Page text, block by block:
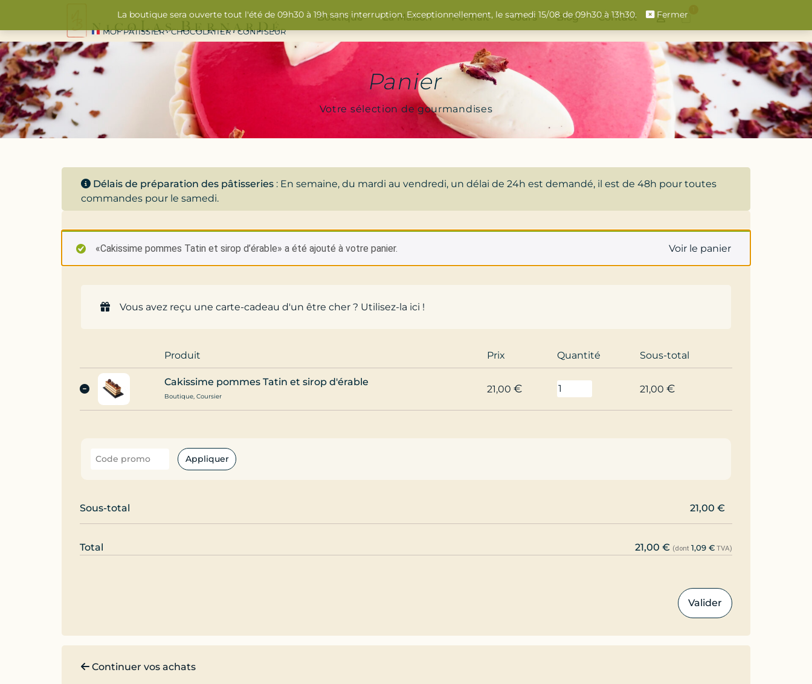
MOF PÂTISSIER • CHOCOLATIER • CONFISEUR
Boutique La Maison Portrait Cours Blog Contact
Panier
Votre sélection de gourmandises
Délais de préparation des pâtisseries : En semaine, du mardi au vendredi, un délai de 24h est demandé, il est de 48h pour toutes
commandes pour le samedi.
«Cakissime pommes Tatin et sirop d’érable» a été ajouté à votre panier. Voir le panier
Vous avez reçu une carte-cadeau d'un être cher ? Utilisez-la ici !
Produit Prix Quantité Sous-total
Cakissime pommes Tatin et sirop d'érable
Boutique, Coursier
21,00 € 21,00 €
Appliquer
21,00 €
21,00 € (dont 1,09 € TVA)
Valider
Continuer vos achats
La boutique sera ouverte tout l'été de 09h30 à 19h sans interruption. Exceptionnellement, le samedi 15/08 de 09h30 à 13h30. Fermer